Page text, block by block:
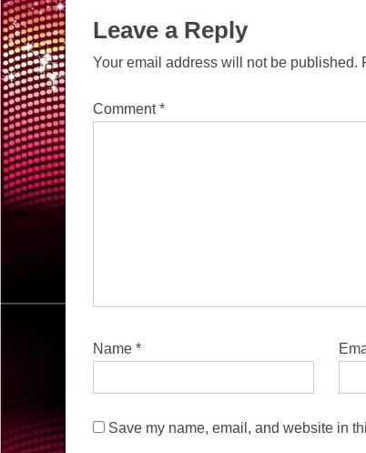
Leave a Reply
Your email address will not be published.
Comment*
Name *
Save my name, email, and website in